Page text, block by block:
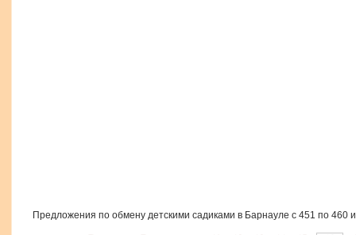
Предложения по обмену детскими садиками в Барнауле с 451 по 460